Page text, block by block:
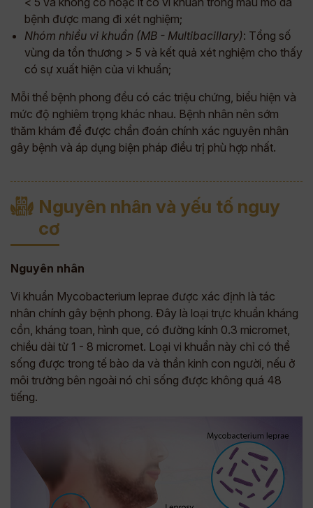
bệnh được mang đi xét nghiệm;
Nhóm nhiều vi khuẩn (MB - Multibacillary): Tổng số
vùng da tổn thương > 5 và kết quả xét nghiệm cho thấy
có sự xuất hiện của vi khuẩn;
Mỗi thể bệnh phong đều có các triệu chứng, biểu hiện và
mức độ nghiêm trọng khác nhau. Bệnh nhân nên sớm
thăm khám để được chẩn đoán chính xác nguyên nhân
gây bệnh và áp dụng biện pháp điều trị phù hợp nhất.
Nguyên nhân và yếu tố nguy
cơ
Nguyên nhân
Vi khuẩn Mycobacterium leprae được xác định là tác
nhân chính gây bệnh phong. Đây là loại trực khuẩn kháng
cồn, kháng toan, hình que, có đường kính 0.3 micromet,
chiều dài từ 1 - 8 micromet. Loại vi khuẩn này chỉ có thể
sống được trong tế bào da và thần kinh con người, nếu ở
môi trường bên ngoài nó chỉ sống được không quá 48
tiếng.